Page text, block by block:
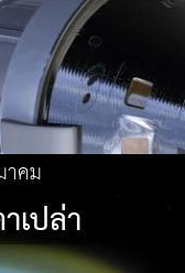
คม
เปล่า